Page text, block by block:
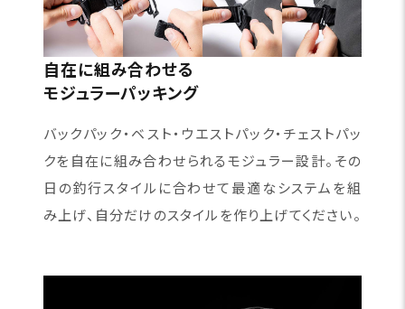
自在に組み合わせる
モジュラーパッキング
バックパック・ベスト・ウエストパック・チェストパッ
クを自在に組み合わせられるモジュラー設計。その
日の釣行スタイルに合わせて最適なシステムを組
み上げ、自分だけのスタイルを作り上げてください。